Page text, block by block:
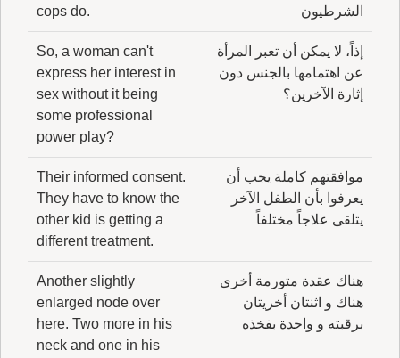
الشرطيون
cops do.
إذاً، لا يمكن أن تعبر المرأة
عن اهتمامها بالجنس دون
إثارة الآخرين؟
So, a woman can't
express her interest in
sex without it being
some professional
power play?
موافقتهم كاملة يجب أن
يعرفوا بأن الطفل الآخر
يتلقى علاجاً مختلفاً
Their informed consent.
They have to know the
other kid is getting a
different treatment.
هناك عقدة متورمة أخرى
هناك و اثنتان أخريتان
برقبته و واحدة بفخذه
Another slightly
enlarged node over
here. Two more in his
neck and one in his